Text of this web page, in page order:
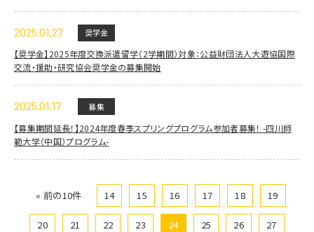
2025.01.27 奨学金
【奨学金】2025年度交換派遣留学（2学期間）対象：公益財団法人大遊協国際
交流・援助・研究協会奨学金の募集開始
2025.01.17 募集
【募集期間延長！】2024年度春季スプリングプログラム参加者募集！ -四川師
範大学（中国）プログラム-
« 前の10件 14 15 16 17 18 19
20 21 22 23 24 25 26 27